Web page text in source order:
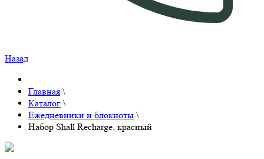
Назад
Главная \
Каталог \
Ежедневники и блокноты \
Набор Shall Recharge, красный